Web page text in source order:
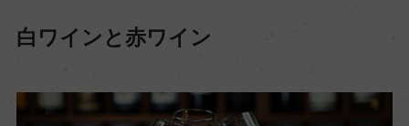
白ワインと赤ワイン